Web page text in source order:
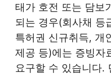
태가 호전 또는 담보
되는 경우(회사채 등
특허권 신규취득, 개
제공 등)에는 증빙자
요구할 수 있습니다.